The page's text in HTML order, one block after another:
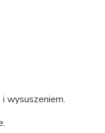
wysuszeniem.